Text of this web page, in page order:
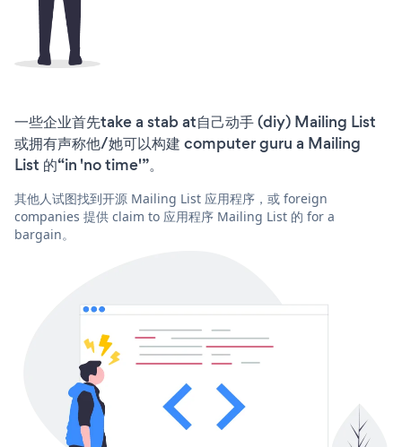
一些企业首先take a stab at自己动手 (diy) Mailing List
或拥有声称他/她可以构建 computer guru a Mailing
List 的“in 'no time'”。
其他人试图找到开源 Mailing List 应用程序，或 foreign
companies 提供 claim to 应用程序 Mailing List 的 for a
bargain。